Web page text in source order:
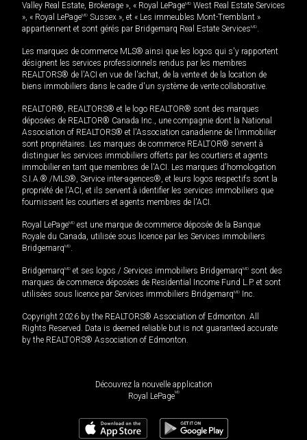
Valley Real Estate, Brokerage », « Royal LePageMD West Real Estate Services
», « Royal LePageMD Sussex », et « Les immeubles Mont-Tremblant »
appartiennent et sont gérés par Bridgemarq Real Estate ServicesMD.
Les marques de commerce MLS® ainsi que les logos qui s'y rapportent
désignent les services professionnels rendus par les membres
REALTORS® de l'ACI en vue de l'achat, de la vente et de la location de
biens immobiliers dans le cadre d'un système de vente collaborative.
REALTOR®, REALTORS® et le logo REALTOR® sont des marques
déposées de REALTOR® Canada Inc., une compagnie dont la National
Association of REALTORS® et l'Association canadienne de l’immobilier
sont propriétaires. Les marques de commerce REALTOR® servent à
distinguer les services immobiliers offerts par les courtiers et agents
immobilier en tant que membres de l'ACI. Les marques d'homologation
S.I.A.® /MLS®, Service inter-agences®, et leurs logos respectifs sont la
propriété de l'ACI, et ils servent à identifier les services immobiliers que
fournissent les courtiers et agents membres de l'ACI.
Royal LePageMD est une marque de commerce déposée de la Banque
Royale du Canada, utilisée sous licence par les Services immobiliers
BridgemarqMD.
BridgemarqMD et ses logos / Services immobiliers BridgemarqMD sont des
marques de commerce déposées de Residential Income Fund L.P. et sont
utilisées sous licence par Services immobiliers BridgemarqMD Inc.
Copyright 2026 by the REALTORS® Association of Edmonton. All
Rights Reserved. Data is deemed reliable but is not guaranteed accurate
by the REALTORS® Association of Edmonton.
Découvrez la nouvelle application
Royal LePageMD